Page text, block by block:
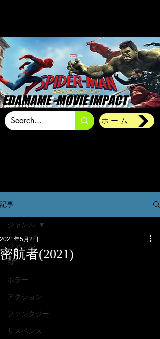
EDAMAME -MOVIE IMPACT
ホーム
記事
ジャンル
SF
ホラー
アクション
ファンタジー
サスペンス
ジャンル
密航者(2021)
2021年5月2日